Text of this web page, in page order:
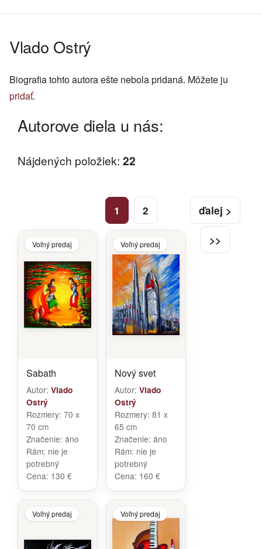
Vlado Ostrý
Biografia tohto autora ešte nebola pridaná. Môžete ju
pridať.
Autorove diela u nás:
Nájdených položiek: 22
ďalej >
>>
1 2
Voľný predaj
Sabath
Autor: Vlado
Ostrý
Rozmery: 70 x
70 cm
Značenie: áno
Rám: nie je
potrebný
Cena: 130 €
Voľný predaj
Nový svet
Autor: Vlado
Ostrý
Rozmery: 81 x
65 cm
Značenie: áno
Rám: nie je
potrebný
Cena: 160 €
Voľný predaj Voľný predaj